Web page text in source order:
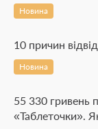
Новина
10 причин
Новина
55 330 гривень
«Таблеточки».